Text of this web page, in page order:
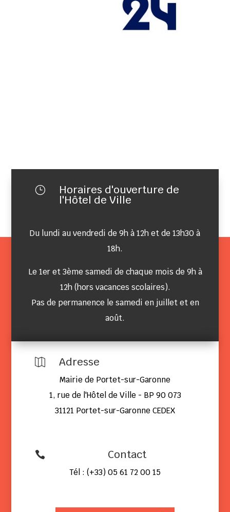
} Horaires d'ouverture de
l'Hôtel de Ville
Du lundi au vendredi de 9h à 12h et de 13h30 à
18h.
Le 1er et 3ème samedi de chaque mois de 9h à
12h (hors vacances scolaires).
Pas de permanence le samedi en juillet et en
août.
 Adresse
Mairie de Portet-sur-Garonne
1, rue de l'Hôtel de Ville - BP 90 073
31121 Portet-sur-Garonne CEDEX
 Contact
Tél : (+33) 05 61 72 00 15